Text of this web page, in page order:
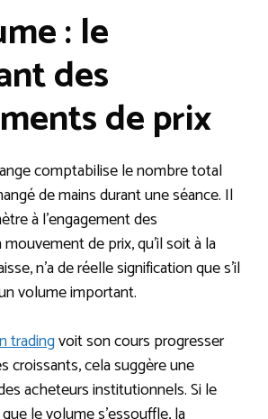
: le
des
de prix
comptabilise le nombre total
de mains durant une séance. Il
à l’engagement des
de prix, qu’il soit à la
n’a de réelle signification que s’il
volume important.
tradingvoit son cours progresser
croissants, cela suggère une
acheteurs institutionnels. Si le